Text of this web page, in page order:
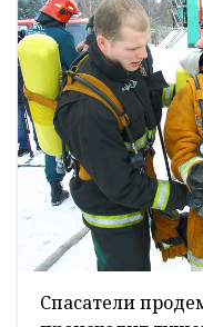
Спасатели